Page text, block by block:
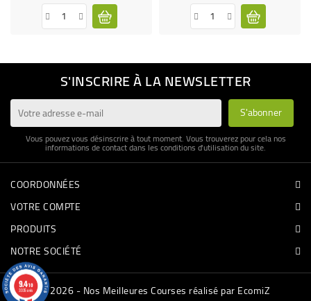
S'INSCRIRE À LA NEWSLETTER
Vous pouvez vous désinscrire à tout moment. Vous trouverez pour cela nos
informations de contact dans les conditions d'utilisation du site.
COORDONNÉES
VOTRE COMPTE
PRODUITS
NOTRE SOCIÉTÉ
© 2026 - Nos Meilleures Courses réalisé par EcomiZ
9.4/10
3335 avis